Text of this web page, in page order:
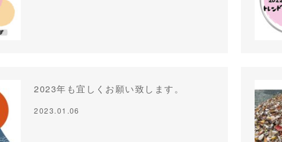
2023年も宜しくお願い致します。
2023.01.06